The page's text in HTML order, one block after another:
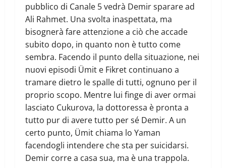
pubblico di Canale 5 vedrà Demir sparare ad
Ali Rahmet. Una svolta inaspettata, ma
bisognerà fare attenzione a ciò che accade
subito dopo, in quanto non è tutto come
sembra. Facendo il punto della situazione, nei
nuovi episodi Ümit e Fikret continuano a
tramare dietro le spalle di tutti, ognuno per il
proprio scopo. Mentre lui finge di aver ormai
lasciato Cukurova, la dottoressa è pronta a
tutto pur di avere tutto per sé Demir. A un
certo punto, Ümit chiama lo Yaman
facendogli intendere che sta per suicidarsi.
Demir corre a casa sua, ma è una trappola.